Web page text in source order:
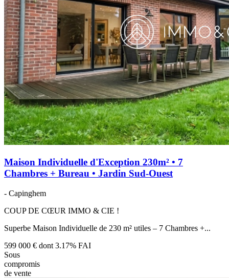
Maison Individuelle d'Exception 230m² • 7
Chambres + Bureau • Jardin Sud-Ouest
- Capinghem
COUP DE CŒUR IMMO & CIE !
Superbe Maison Individuelle de 230 m² utiles – 7 Chambres +...
599 000 € dont 3.17% FAI
Sous
compromis
de vente